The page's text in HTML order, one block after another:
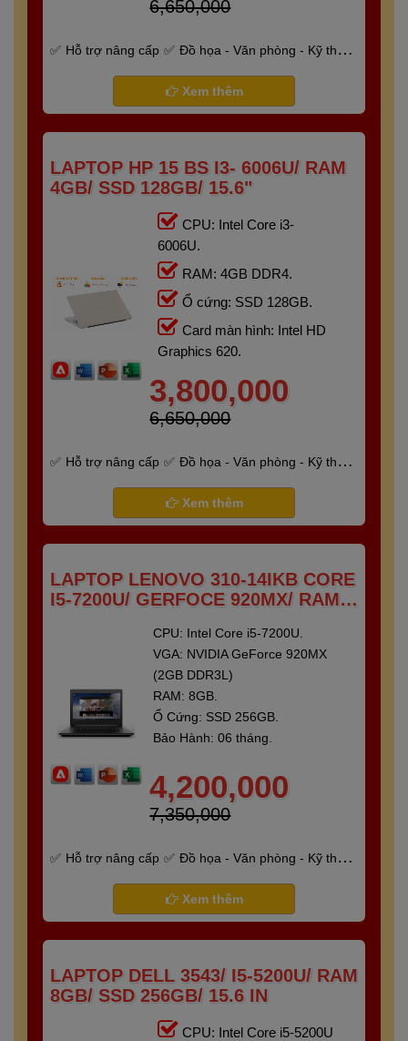
6,650,000
Hỗ trợ nâng cấp
Đồ họa - Văn phòng - Kỹ thuật
Xem thêm
LAPTOP HP 15 BS I3- 6006U/ RAM
4GB/ SSD 128GB/ 15.6"
CPU: Intel Core i3-
6006U.
RAM: 4GB DDR4.
Ổ cứng: SSD 128GB.
Card màn hình: Intel HD
Graphics 620.
3,800,000
6,650,000
Hỗ trợ nâng cấp
Đồ họa - Văn phòng - Kỹ thuật
Xem thêm
LAPTOP LENOVO 310-14IKB CORE
I5-7200U/ GERFOCE 920MX/ RAM 8
CPU: Intel Core i5-7200U.
VGA: NVIDIA GeForce 920MX
(2GB DDR3L)
RAM: 8GB.
Ổ Cứng: SSD 256GB.
Bảo Hành: 06 tháng.
4,200,000
7,350,000
Hỗ trợ nâng cấp
Đồ họa - Văn phòng - Kỹ thuật
Xem thêm
LAPTOP DELL 3543/ I5-5200U/ RAM
8GB/ SSD 256GB/ 15.6 IN
CPU: Intel Core i5-5200U